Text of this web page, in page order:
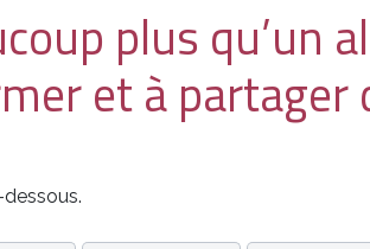
plus qu’un
et à